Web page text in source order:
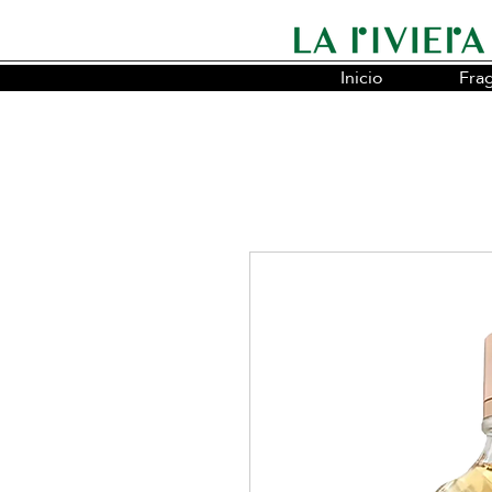
Somos la cadena líder en
Inicio